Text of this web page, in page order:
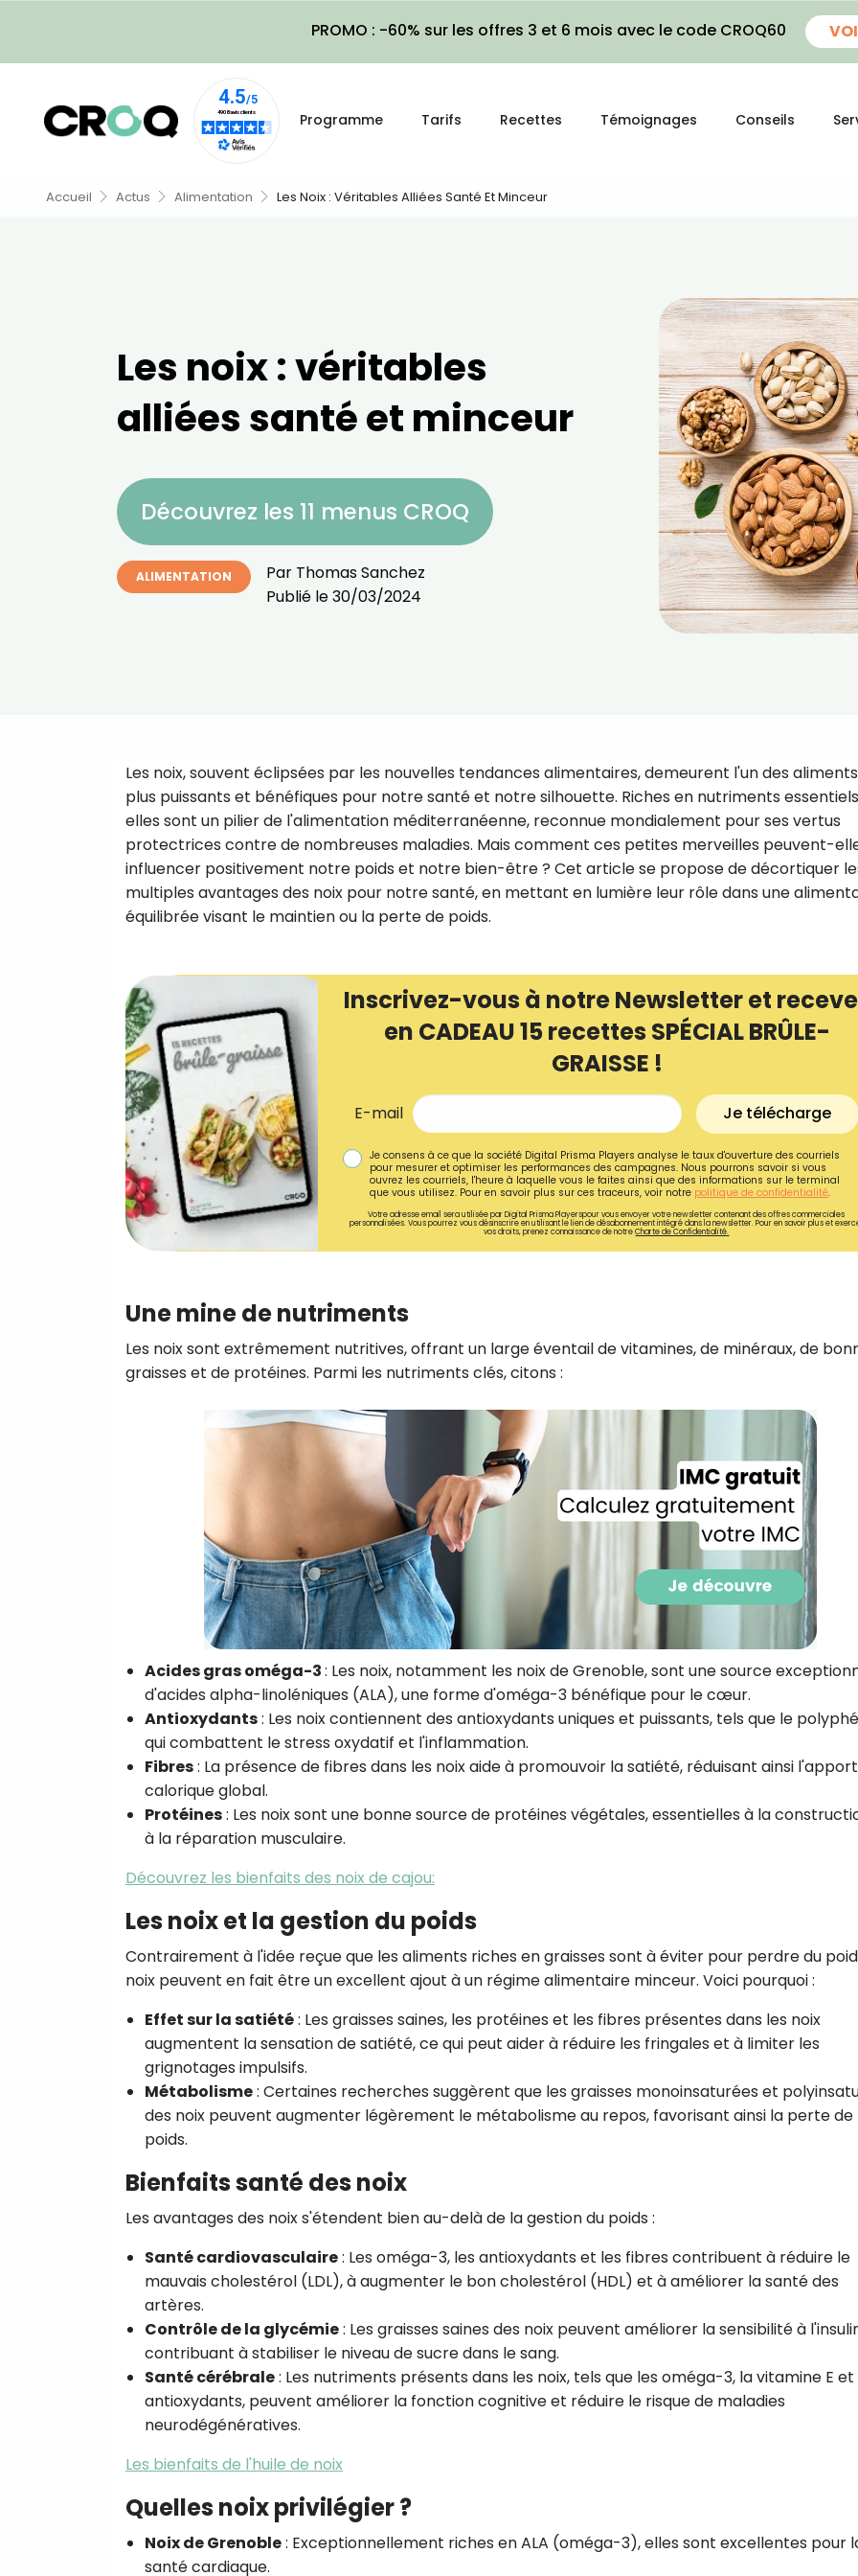
PROMO : -60% sur les offres 3 et 6 mois avec le code CROQ60
Programme Tarifs Recettes Témoignages Conseils
Accueil Actus Alimentation Les Noix : Véritables Alliées Santé Et Minceur
Les noix : véritables
alliées santé et minceur
Découvrez les 11 menus CROQ
ALIMENTATION Par Thomas Sanchez
Publié le30/03/2024
Les noix, souvent éclipsées par les nouvelles tendances alimentaires, demeurent l'un des
plus puissants et bénéfiques pour notre santé et notre silhouette. Riches en nutriments
elles sont un pilier de l'alimentation méditerranéenne, reconnue mondialement pour ses vertus
protectrices contre de nombreuses maladies. Mais comment ces petites merveilles peuvent-
influencer positivement notre poids et notre bien-être ? Cet article se propose de décortiquer
multiples avantages des noix pour notre santé, en mettant en lumière leur rôle dans une
équilibrée visant le maintien ou la perte de poids.
Inscrivez-vous à notre Newsletter et
en CADEAU 15 recettes SPÉCIAL BRÛLE-
GRAISSE !
E-mail Je télécharge
Je consens à ce que la société Digital Prisma Players analyse le taux d'ouverture des courriels
pour mesurer et optimiser les performances des campagnes. Nous pourrons savoir si vous
ouvrez les courriels, l'heure à laquelle vous le faites ainsi que des informations sur le terminal
que vous utilisez. Pour en savoir plus sur ces traceurs, voir notre politique de confidentialité.
Votre adresse email sera utilisée par Digital Prisma Playerspour vous envoyer votre newsletter contenant des offres commerciales
personnalisées. Vous pourrez vous désinscrire en utilisant le lien de désabonnement intégré dans la newsletter. Pour en savoir plus et
vos droits, prenez connaissance de notreCharte de Confidentialité.
Une mine de nutriments
Les noix sont extrêmement nutritives, offrant un large éventail de vitamines, de minéraux, de
graisses et de protéines. Parmi les nutriments clés, citons :
Acides gras oméga-3: Les noix, notamment les noix de Grenoble, sont une source
d'acides alpha-linoléniques (ALA), une forme d'oméga-3 bénéfique pour le cœur.
Antioxydants: Les noix contiennent des antioxydants uniques et puissants, tels que le
qui combattent le stress oxydatif et l'inflammation.
Fibres: La présence de fibres dans les noix aide à promouvoir la satiété, réduisant ainsi l'apport
calorique global.
Protéines: Les noix sont une bonne source de protéines végétales, essentielles à la
à la réparation musculaire.
Découvrez les bienfaits des noix de cajou:
Les noix et la gestion du poids
Contrairement à l'idée reçue que les aliments riches en graisses sont à éviter pour perdre du
noix peuvent en fait être un excellent ajout à un régime alimentaire minceur. Voici pourquoi :
Effet sur la satiété: Les graisses saines, les protéines et les fibres présentes dans les noix
augmentent la sensation de satiété, ce qui peut aider à réduire les fringales et à limiter les
grignotages impulsifs.
Métabolisme: Certaines recherches suggèrent que les graisses monoinsaturées et
des noix peuvent augmenter légèrement le métabolisme au repos, favorisant ainsi la perte de
poids.
Bienfaits santé des noix
Les avantages des noix s'étendent bien au-delà de la gestion du poids :
Santé cardiovasculaire: Les oméga-3, les antioxydants et les fibres contribuent à réduire le
mauvais cholestérol (LDL), à augmenter le bon cholestérol (HDL) et à améliorer la santé des
artères.
Contrôle de la glycémie: Les graisses saines des noix peuvent améliorer la sensibilité à
contribuant à stabiliser le niveau de sucre dans le sang.
Santé cérébrale: Les nutriments présents dans les noix, tels que les oméga-3, la vitamine E et
antioxydants, peuvent améliorer la fonction cognitive et réduire le risque de maladies
neurodégénératives.
Les bienfaits de l'huile de noix
Quelles noix privilégier ?
Noix de Grenoble: Exceptionnellement riches en ALA (oméga-3), elles sont excellentes pour
santé cardiaque.
Recevez
recettes inédites de
!
Ainsi que la newsletter
CROQ.
Je consens à ce que la société
voir notrepolitique de
Je reçois mon cadeau !
Votre adresse email sera utilisée par Digital Prisma
désabonnement intégré dans la newsletter. Pour en
exercer vos droits, prenez connaissance de notreCharte